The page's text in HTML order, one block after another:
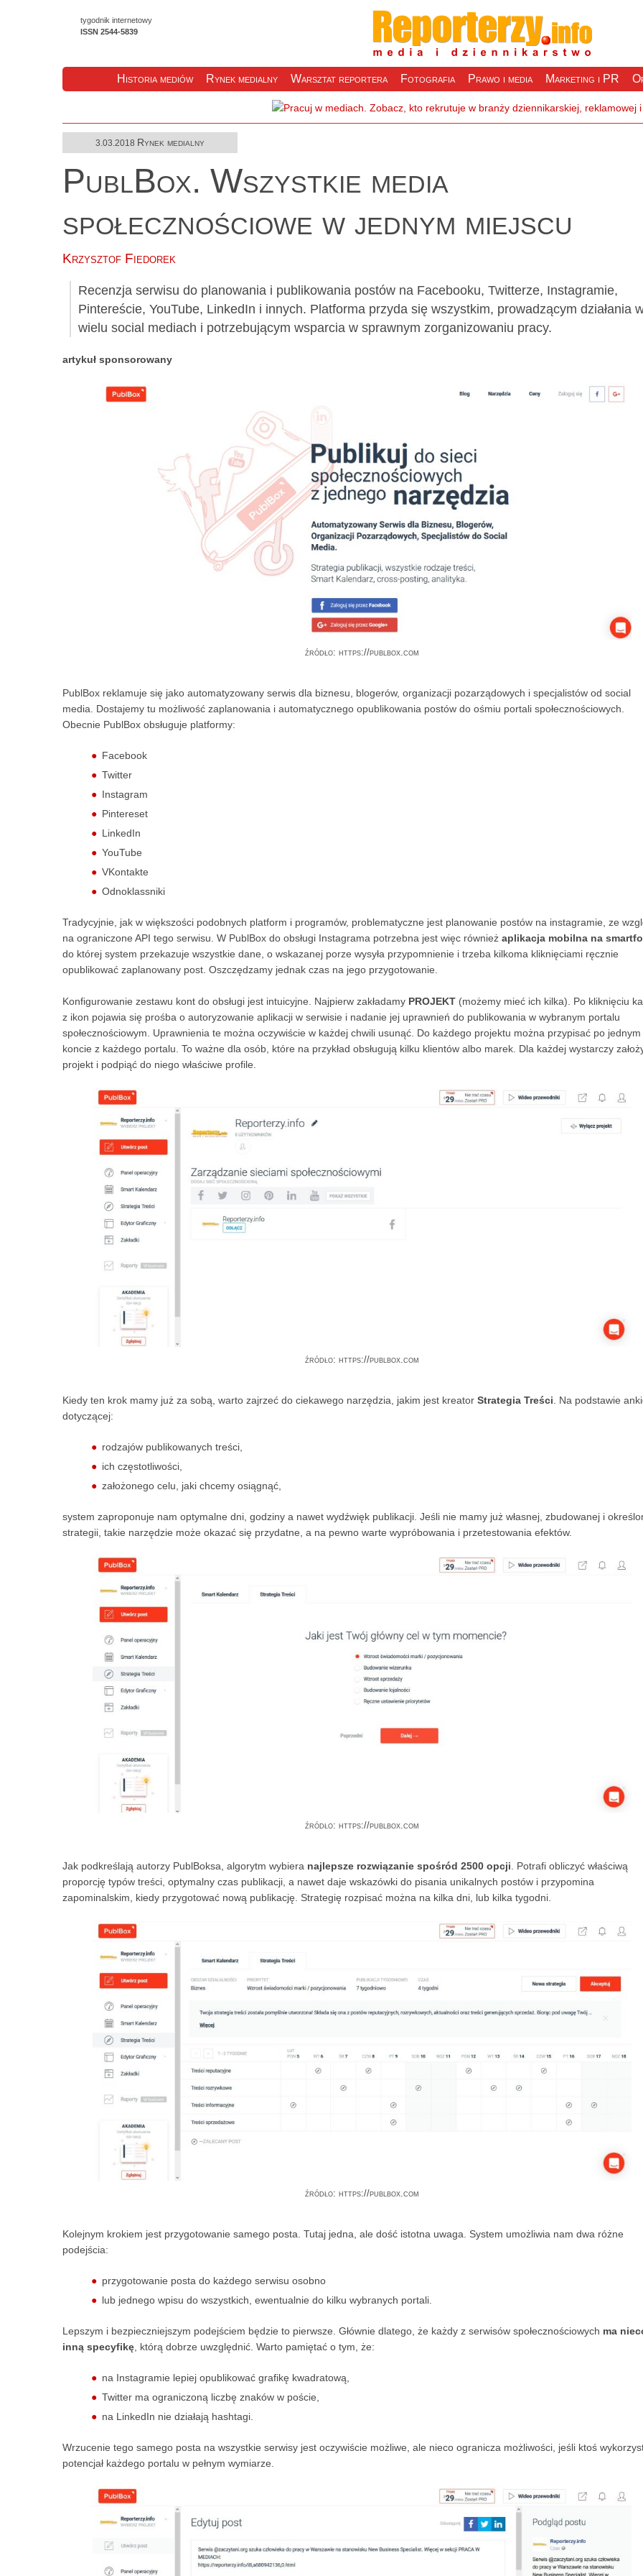
Historia mediów Rynek medialny Warsztat reportera Fotografia Prawo i media Marketing i PR
tygodnik internetowy
ISSN 2544-5839
3.03.2018 Rynek medialny
PublBox. Wszystkie media
społecznościowe w jednym miejscu
Krzysztof Fiedorek
Recenzja serwisu do planowania i publikowania postów na Facebooku, Twitterze, Instagramie,
Pintereście, YouTube, LinkedIn i innych. Platforma przyda się wszystkim, prowadzącym działania
wielu social mediach i potrzebującym wsparcia w sprawnym zorganizowaniu pracy.
artykuł sponsorowany
źródło: https://publbox.com
PublBox reklamuje się jako automatyzowany serwis dla biznesu, blogerów, organizacji pozarządowych i specjalistów od social
media. Dostajemy tu możliwość zaplanowania i automatycznego opublikowania postów do ośmiu portali społecznościowych.
Obecnie PublBox obsługuje platformy:
Facebook
Twitter
Instagram
Pintereset
LinkedIn
YouTube
VKontakte
Odnoklassniki
Tradycyjnie, jak w większości podobnych platform i programów, problematyczne jest planowanie postów na instagramie, ze
na ograniczone API tego serwisu. W PublBox do obsługi Instagrama potrzebna jest więc również aplikacja mobilna na
do której system przekazuje wszystkie dane, o wskazanej porze wysyła przypomnienie i trzeba kilkoma kliknięciami ręcznie
opublikować zaplanowany post. Oszczędzamy jednak czas na jego przygotowanie.
Konfigurowanie zestawu kont do obsługi jest intuicyjne. Najpierw zakładamy PROJEKT (możemy mieć ich kilka). Po kliknięciu
z ikon pojawia się prośba o autoryzowanie aplikacji w serwisie i nadanie jej uprawnień do publikowania w wybranym portalu
społecznościowym. Uprawnienia te można oczywiście w każdej chwili usunąć. Do każdego projektu można przypisać po jednym
koncie z każdego portalu. To ważne dla osób, które na przykład obsługują kilku klientów albo marek. Dla każdej wystarczy
projekt i podpiąć do niego właściwe profile.
źródło: https://publbox.com
Kiedy ten krok mamy już za sobą, warto zajrzeć do ciekawego narzędzia, jakim jest kreator Strategia Treści . Na podstawie
dotyczącej:
rodzajów publikowanych treści,
ich częstotliwości,
założonego celu, jaki chcemy osiągnąć,
system zaproponuje nam optymalne dni, godziny a nawet wydźwięk publikacji. Jeśli nie mamy już własnej, zbudowanej i
strategii, takie narzędzie może okazać się przydatne, a na pewno warte wypróbowania i przetestowania efektów.
źródło: https://publbox.com
Jak podkreślają autorzy PublBoksa, algorytm wybiera najlepsze rozwiązanie spośród 2500 opcji . Potrafi obliczyć właściwą
proporcję typów treści, optymalny czas publikacji, a nawet daje wskazówki do pisania unikalnych postów i przypomina
zapominalskim, kiedy przygotować nową publikację. Strategię rozpisać można na kilka dni, lub kilka tygodni.
źródło: https://publbox.com
Kolejnym krokiem jest przygotowanie samego posta. Tutaj jedna, ale dość istotna uwaga. System umożliwia nam dwa różne
podejścia:
przygotowanie posta do każdego serwisu osobno
lub jednego wpisu do wszystkich, ewentualnie do kilku wybranych portali.
Lepszym i bezpieczniejszym podejściem będzie to pierwsze. Głównie dlatego, że każdy z serwisów społecznościowych ma
inną specyfikę , którą dobrze uwzględnić. Warto pamiętać o tym, że:
na Instagramie lepiej opublikować grafikę kwadratową,
Twitter ma ograniczoną liczbę znaków w poście,
na LinkedIn nie działają hashtagi.
Wrzucenie tego samego posta na wszystkie serwisy jest oczywiście możliwe, ale nieco ogranicza możliwości, jeśli ktoś
potencjał każdego portalu w pełnym wymiarze.